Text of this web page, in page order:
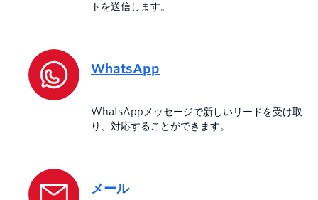
トを送信します。
WhatsApp
WhatsAppメッセージで新しいリードを受け取
り、対応することができます。
メール